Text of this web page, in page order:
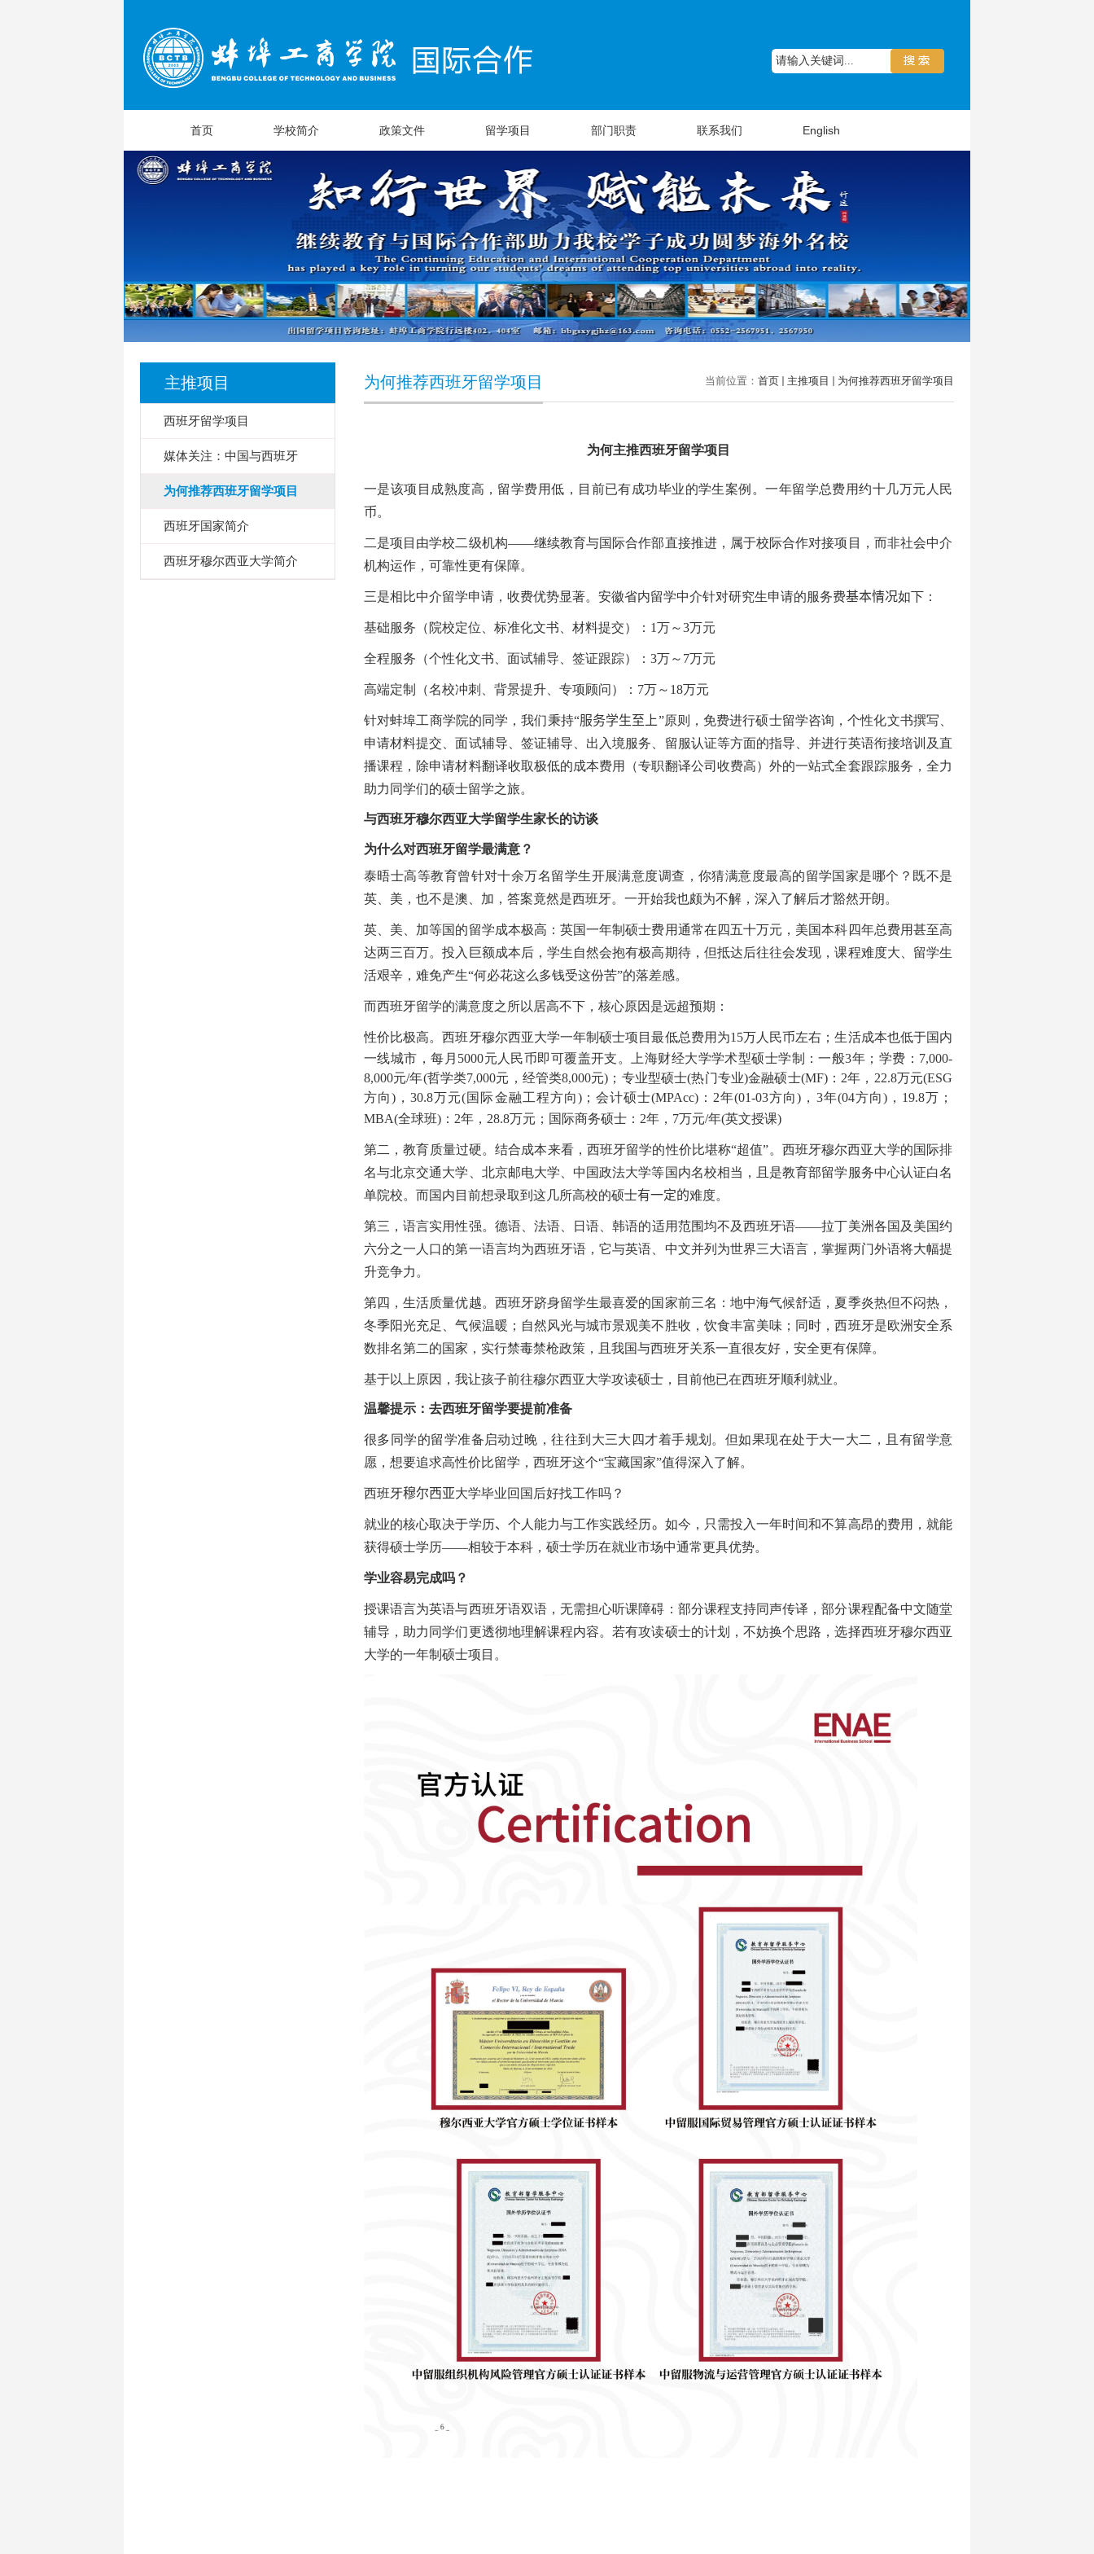
首页 学校简介 政策文件 留学项目 部门职责 联系我们 English
主推项目
西班牙留学项目
媒体关注：中国与西班牙
为何推荐西班牙留学项目
西班牙国家简介
西班牙穆尔西亚大学简介
当前位置： 首页 主推项目 为何推荐西班牙留学项目
为何推荐西班牙留学项目
为何主推西班牙留学项目
一是该项目成熟度高，留学费用低，目前已有成功毕业的学生案例。一年留学总费用约十几万元人民
币。
二是项目由学校二级机构——继续教育与国际合作部直接推进，属于校际合作对接项目，而非社会中介
机构运作，可靠性更有保障。
三是相比中介留学申请，收费优势显著。安徽省内留学中介针对研究生申请的服务费基本情况如下：
基础服务（院校定位、标准化文书、材料提交）： 1万～3万元
全程服务（个性化文书、面试辅导、签证跟踪）： 3万～ 7万元
高端定制（名校冲刺、背景提升、专项顾问）： 7万～ 18万元
针对蚌埠工商学院的同学，我们秉持“服务学生至上”原则， 免费进行硕士留学咨询，个性化文书撰写、
申请材料提交、面试辅导、签证辅导、出入境服务、留服认证等方面的指导、并进行英语衔接培训及直
播课程，除申请材料翻译收取极低的成本费用（专职翻译公司收费高）外的一站式全套跟踪服务，全力
助力同学们的硕士留学之旅。
与西班牙穆尔西亚大学留学生家长的访谈
为什么对西班牙留学最满意？
泰晤士高等教育曾针对十余万名留学生开展满意度调查，你猜满意度最高的留学国家是哪个？既不是
英、美，也不是澳、加，答案竟然是西班牙。一开始我也颇为不解，深入了解后才豁然开朗。
英、美、加等国的留学成本极高：英国一年制硕士费用通常在四五十万元，美国本科四年总费用甚至高
达两三百万。投入巨额成本后，学生自然会抱有极高期待，但抵达后往往会发现，课程难度大、留学生
活艰辛，难免产生“何必花这么多钱受这份苦”的落差感。
而西班牙留学的满意度之所以居高不下，核心原因是远超预期：
性价比极高。西班牙穆尔西亚大学一年制硕士项目最低总费用为15万人民币左右；生活成本也低于国内
一线城市，每月5000元人民币即可覆盖开支。上海财经大学学术型硕士学制：一般3年；学费：7,000-
8,000元/年(哲学类7,000元，经管类8,000元)；专业型硕士(热门专业)金融硕士(MF)：2年，22.8万元(ESG
方向)，30.8万元(国际金融工程方向)；会计硕士(MPAcc)：2年(01-03方向)，3年(04方向)，19.8万；
MBA(全球班)：2年，28.8万元；国际商务硕士：2年，7万元/年(英文授课)
第二，教育质量过硬。结合成本来看，西班牙留学的性价比堪称“超值”。西班牙穆尔西亚大学的国际排
名与北京交通大学、北京邮电大学、中国政法大学等国内名校相当，且是教育部留学服务中心认证白名
单院校。而国内目前想录取到这几所高校的硕士有一定的难度。
第三，语言实用性强。德语、法语、日语、韩语的适用范围均不及西班牙语——拉丁美洲各国及美国约
六分之一人口的第一语言均为西班牙语，它与英语、中文并列为世界三大语言，掌握两门外语将大幅提
升竞争力。
第四，生活质量优越。西班牙跻身留学生最喜爱的国家前三名：地中海气候舒适，夏季炎热但不闷热，
冬季阳光充足、气候温暖；自然风光与城市景观美不胜收，饮食丰富美味；同时，西班牙是欧洲安全系
数排名第二的国家，实行禁毒禁枪政策，且我国与西班牙关系一直很友好，安全更有保障。
基于以上原因，我让孩子前往穆尔西亚大学攻读硕士，目前他已在西班牙顺利就业。
温馨提示：去西班牙留学要提前准备
很多同学的留学准备启动过晚，往往到大三大四才着手规划。但如果现在处于大一大二，且有留学意
愿，想要追求高性价比留学，西班牙这个“宝藏国家”值得深入了解。
西班牙穆尔西亚大学毕业回国后好找工作吗？
就业的核心取决于学历、 个人能力与工作实践经历。 如今，只需投入一年时间和不算高昂的费用，就能
获得硕士学历——相较于本科，硕士学历在就业市场中通常更具优势。
学业容易完成吗？
授课语言为英语与西班牙语双语，无需担心听课障碍：部分课程支持同声传译，部分课程配备中文随堂
辅导，助力同学们更透彻地理解课程内容。若有攻读硕士的计划，不妨换个思路，选择西班牙穆尔西亚
大学的一年制硕士项目。